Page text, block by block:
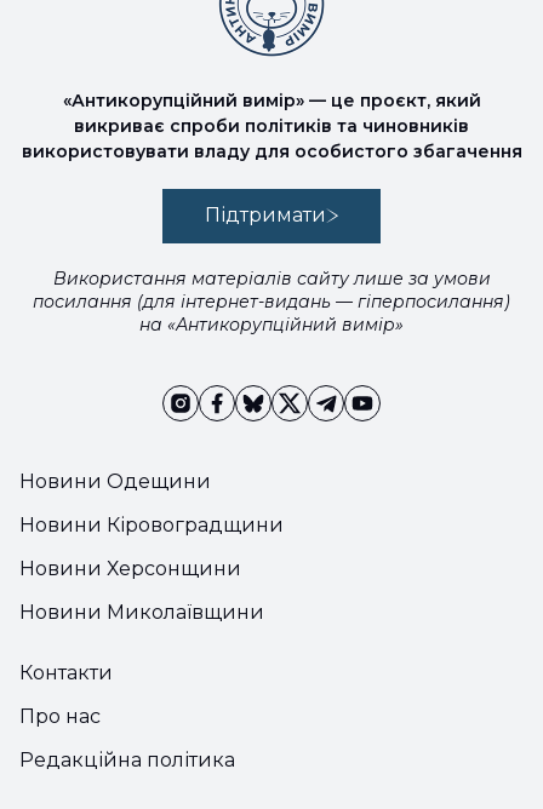
Новини Одещини
Новини Кіровоградщини
Новини Херсонщини
Новини Миколаївщини
«Антикорупційний вимір» — це проєкт, який
викриває спроби політиків та чиновників
використовувати владу для особистого збагачення
Підтримати
Використання матеріалів сайту лише за умови
посилання (для інтернет-видань — гіперпосилання)
на «Антикорупційний вимір»
Контакти
Про нас
Редакційна політика